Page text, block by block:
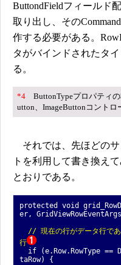
ButtondFieldフィールド
取り出し、その
作する必要がある。
タがバインドされたタ
る。
*4 ButtonTypeプロパティ
utton、ImageButtonコントロ
それでは、先ほどのサ
トを利用して書き換え
とおりである。
protected void
er,
// 現在の行がデータ行で
行
if (e.Row.RowType ==
taRow) {